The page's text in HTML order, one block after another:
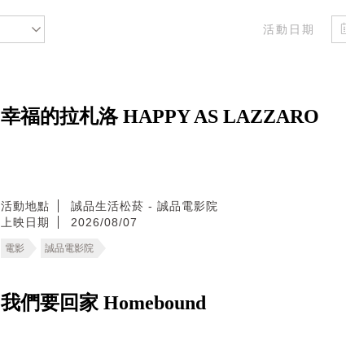
活動日期
幸福的拉札洛 HAPPY AS LAZZARO
活動地點
誠品生活松菸 - 誠品電影院
上映日期
2026/08/07
電影 誠品電影院
我們要回家 Homebound